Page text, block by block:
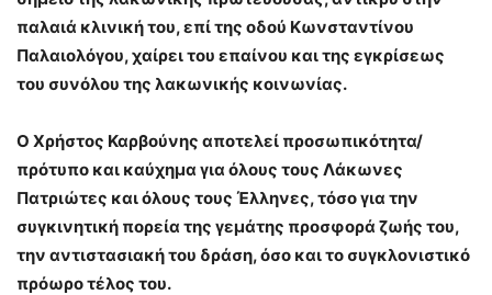
παλαιά κλινική του, επί της οδού Κωνσταντίνου
Παλαιολόγου, χαίρει του επαίνου και της εγκρίσεως
του συνόλου της λακωνικής κοινωνίας.
Ο Χρήστος Καρβούνης αποτελεί προσωπικότητα/
πρότυπο και καύχημα για όλους τους Λάκωνες
Πατριώτες και όλους τους Έλληνες, τόσο για την
συγκινητική πορεία της γεμάτης προσφορά ζωής του,
την αντιστασιακή του δράση, όσο και το συγκλονιστικό
πρόωρο τέλος του.